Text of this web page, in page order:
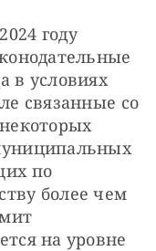
году
в условиях
связанные со
по
более чем
на уровне